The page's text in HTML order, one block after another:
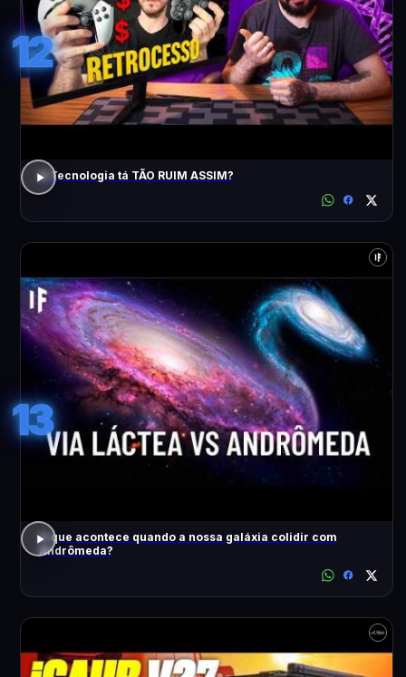
12
A Tecnologia tá TÃO RUIM ASSIM?
13
O que acontece quando a nossa galáxia colidir com
Andrômeda?